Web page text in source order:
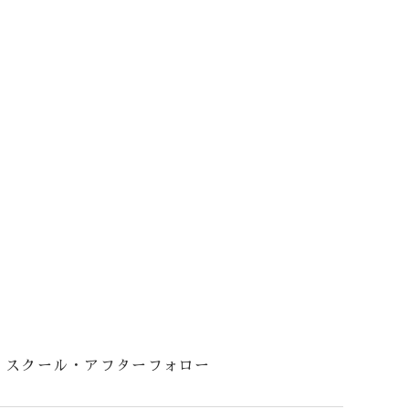
スクール・アフターフォロー